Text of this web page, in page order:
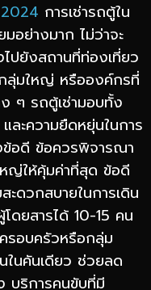
การเช่ารถตู้ใน
อย่างมาก ไม่ว่าจะ
ปยังสถานที่ท่องเที่ยว
ลุ่มใหญ่ หรือองค์กรที่
ๆ รถตู้เช่ามอบทั้ง
ละความยืดหยุ่นในการ
ข้อดี ข้อควรพิจารณา
หญ่ให้คุ้มค่าที่สุด ข้อดี
ะดวกสบายในการเดิน
ดยสารได้ 10-15 คน
ครอบครัวหรือกลุ่ม
ในคันเดียว ช่วยลด
บริการคนขับที่มี